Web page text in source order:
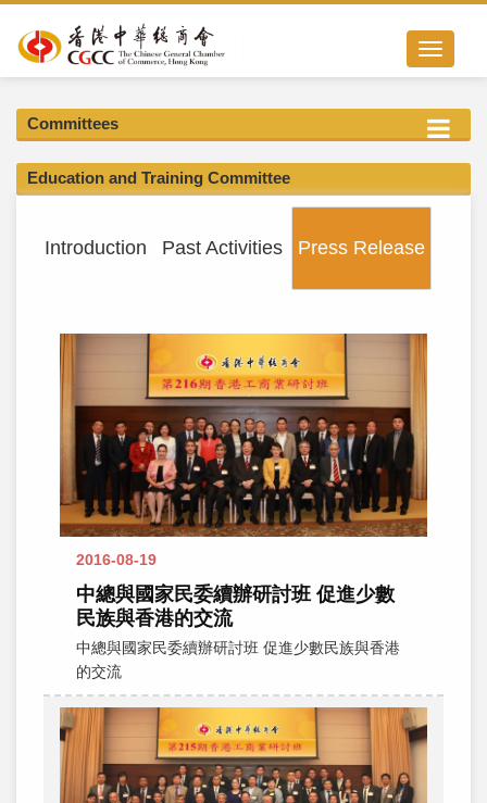
Toggle
Committees
Education and Training Committee
Introduction Past Activities Press Release
2016-08-19
中總與國家民委續辦研討班 促進少數
民族與香港的交流
中總與國家民委續辦研討班 促進少數民族與香港
的交流